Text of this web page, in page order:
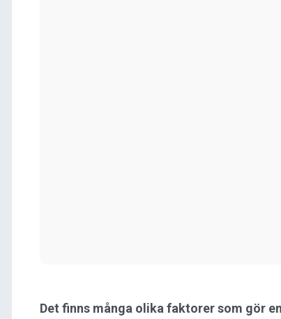
Det finns många olika faktorer som gör